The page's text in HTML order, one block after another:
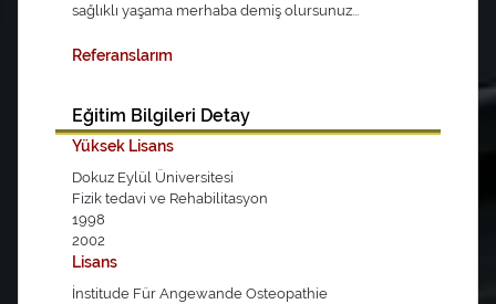
sağlıklı yaşama merhaba demiş olursunuz...
Referanslarım
Eğitim Bilgileri Detay
Yüksek Lisans
Dokuz Eylül Üniversitesi
Fizik tedavi ve Rehabilitasyon
1998
2002
Lisans
İnstitude Für Angewande Osteopathie